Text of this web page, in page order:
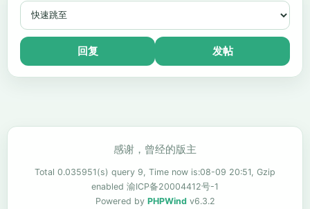
回复 发帖
感谢，曾经的版主
Total 0.035951(s) query 9, Time now is:08-09 20:51, Gzip
enabled 渝ICP备20004412号-1
Powered by PHPWindv6.3.2